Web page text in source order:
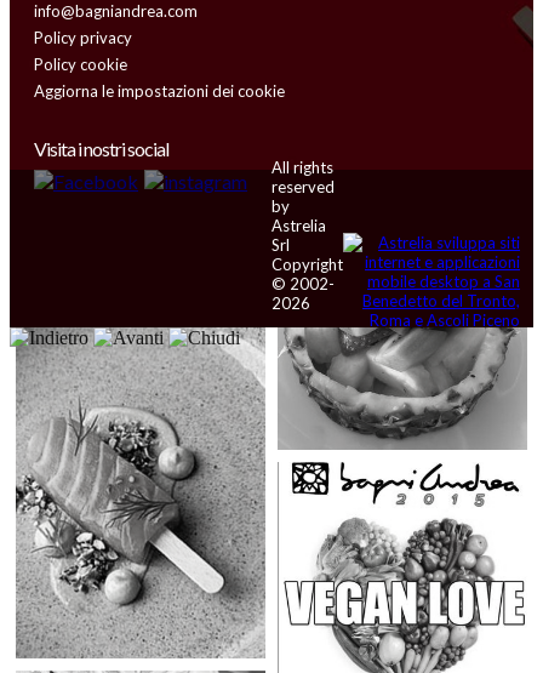
info@bagniandrea.com
Policy privacy
Policy cookie
Aggiorna le impostazioni dei cookie
Visita i nostri social
All rights
reserved
by
Astrelia
Srl
Copyright
© 2002-
2026